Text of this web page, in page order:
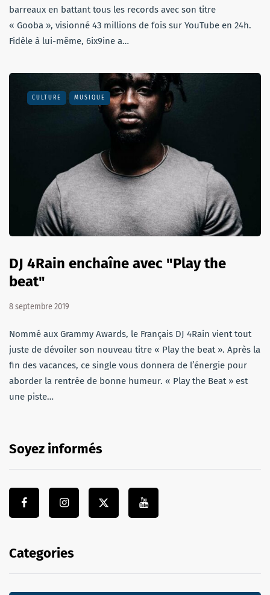
barreaux en battant tous les records avec son titre
« Gooba », visionné 43 millions de fois sur YouTube en 24h.
Fidèle à lui-même, 6ix9ine a…
CULTURE MUSIQUE
DJ 4Rain enchaîne avec "Play the
beat"
8 septembre 2019
Nommé aux Grammy Awards, le Français DJ 4Rain vient tout
juste de dévoiler son nouveau titre « Play the beat ». Après la
fin des vacances, ce single vous donnera de l’énergie pour
aborder la rentrée de bonne humeur. « Play the Beat » est
une piste…
Soyez informés
Categories